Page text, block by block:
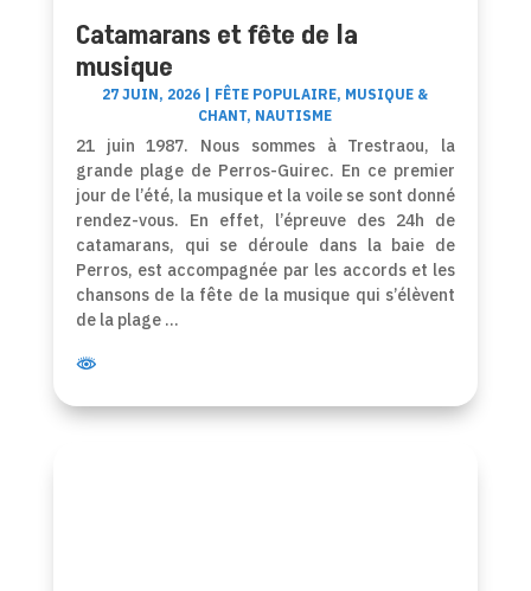
Catamarans et fête de la
musique
27 JUIN, 2026 FÊTE POPULAIRE, MUSIQUE &
CHANT, NAUTISME
21 juin 1987. Nous sommes à Trestraou, la
grande plage de Perros-Guirec. En ce premier
jour de l’été, la musique et la voile se sont donné
rendez-vous. En effet, l’épreuve des 24h de
catamarans, qui se déroule dans la baie de
Perros, est accompagnée par les accords et les
chansons de la fête de la musique qui s’élèvent
de la plage …